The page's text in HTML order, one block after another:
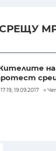
на
17:19, 19.09.2017